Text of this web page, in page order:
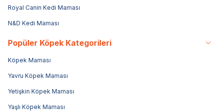
Royal Canin Kedi Maması
N&D Kedi Maması
Popüler Köpek Kategorileri
Köpek Maması
Yavru Köpek Maması
Yetişkin Köpek Maması
Yaşlı Köpek Maması